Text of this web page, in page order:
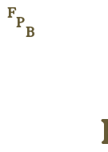
F
P
B